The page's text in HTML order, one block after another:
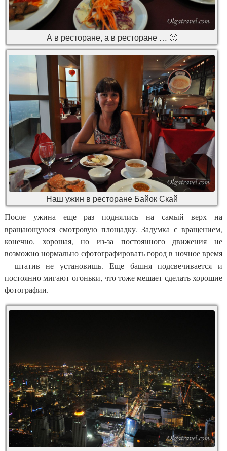
А в ресторане, а в ресторане … 🙂
Наш ужин в ресторане Байок Скай
После ужина еще раз поднялись на самый верх на
вращающуюся смотровую площадку. Задумка с вращением,
конечно, хорошая, но из-за постоянного движения не
возможно нормально сфотографировать город в ночное время
– штатив не установишь. Еще башня подсвечивается и
постоянно мигают огоньки, что тоже мешает сделать хорошие
фотографии.